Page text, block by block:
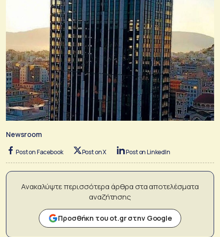
Newsroom
Post on Facebook Post on X Post on LinkedIn
Ανακαλύψτε περισσότερα άρθρα στα αποτελέσματα
αναζήτησης
Προσθήκη του ot.gr στην Google